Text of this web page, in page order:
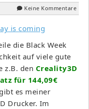
Keine Kommentare
die Black Week
auf viele gute
z.B. den Creality3D
für 144,09€
es meiner
Drucker. Im